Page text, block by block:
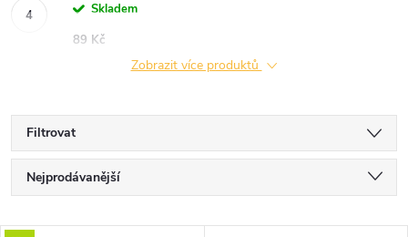
Skladem
89 Kč
Zobrazit více produktů
Filtrovat
Ř
a
Nejprodávanější